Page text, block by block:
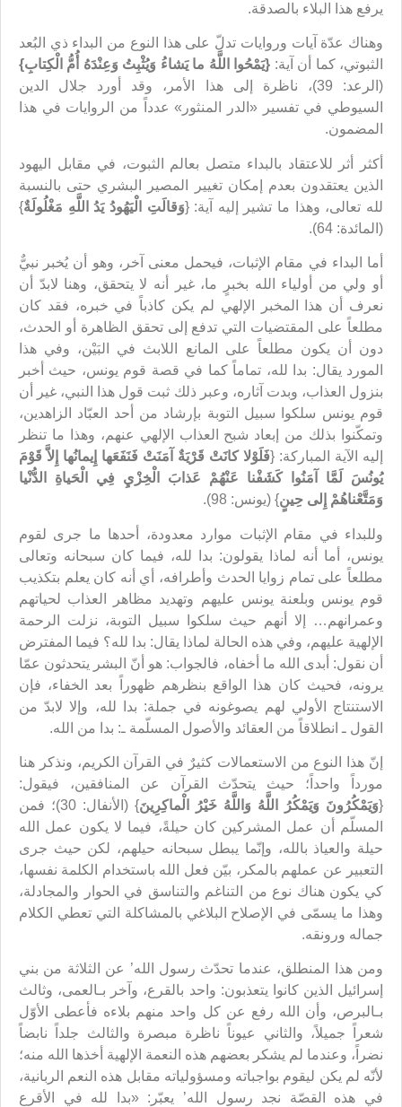
يرفع هذا البلاء بالصدقة.
وهناك عدّة آيات وروايات تدلّ على هذا النوع من البداء ذي البُعد
الثبوتي، كما أن آية: {يَمْحُوا اللَّهُ ما يَشاءُ وَيُثْبِتُ وَعِنْدَهُ أُمُّ الْكِتابِ}
(الرعد: 39)، ناظرة إلى هذا الأمر، وقد أورد جلال الدين
السيوطي في تفسير «الدر المنثور» عدداً من الروايات في هذا
المضمون.
أكثر أثر للاعتقاد بالبداء متصل بعالم الثبوت، في مقابل اليهود
الذين يعتقدون بعدم إمكان تغيير المصير البشري حتى بالنسبة
لله تعالى، وهذا ما تشير إليه آية: {وَقالَتِ الْيَهُودُ يَدُ اللَّهِ مَغْلُولَةٌ}
(المائدة: 64).
أما البداء في مقام الإثبات، فيحمل معنى آخر، وهو أن يُخبر نبيٌّ
أو ولي من أولياء الله بخبرٍ ما، غير أنه لا يتحقق، وهنا لابدّ أن
نعرف أن هذا المخبر الإلهي لم يكن كاذباً في خبره، فقد كان
مطلعاً على المقتضيات التي تدفع إلى تحقق الظاهرة أو الحدث،
دون أن يكون مطلعاً على المانع اللابث في البَيْن، وفي هذا
المورد يقال: بدا لله، تماماً كما في قصة قوم يونس، حيث أخبر
بنزول العذاب، وبدت آثاره، وعبر ذلك ثبت قول هذا النبي، غير أن
قوم يونس سلكوا سبيل التوبة بإرشاد من أحد العبّاد الزاهدين،
وتمكّنوا بذلك من إبعاد شبح العذاب الإلهي عنهم، وهذا ما تنظر
إليه الآية المباركة: {فَلَوْلا كانَتْ قَرْيَةٌ آمَنَتْ فَنَفَعَها إِيمانُها إِلاَّ قَوْمَ
يُونُسَ لَمَّا آمَنُوا كَشَفْنا عَنْهُمْ عَذابَ الْخِزْيِ فِي الْحَياةِ الدُّنْيا
وَمَتَّعْناهُمْ إِلى حِينٍ} (يونس: 98).
وللبداء في مقام الإثبات موارد معدودة، أحدها ما جرى لقوم
يونس، أما أنه لماذا يقولون: بدا لله، فيما كان سبحانه وتعالى
مطلعاً على تمام زوايا الحدث وأطرافه، أي أنه كان يعلم بتكذيب
قوم يونس وبلعنة يونس عليهم وتهديد مظاهر العذاب لحياتهم
وعمرانهم… إلا أنهم حيث سلكوا سبيل التوبة، نزلت الرحمة
الإلهية عليهم، وفي هذه الحالة لماذا يقال: بدا لله؟ فيما المفترض
أن نقول: أبدى الله ما أخفاه، فالجواب: هو أنّ البشر يتحدثون عمّا
يرونه، فحيث كان هذا الواقع بنظرهم ظهوراً بعد الخفاء، فإن
الاستنتاج الأولي لهم يصوغونه في جملة: بدا لله، وإلا لابدّ من
القول ـ انطلاقاً من العقائد والأصول المسلّمة ـ: بدا من الله.
إنّ هذا النوع من الاستعمالات كثيرٌ في القرآن الكريم، ونذكر هنا
مورداً واحداً؛ حيث يتحدّث القرآن عن المنافقين، فيقول:
{وَيَمْكُرُونَ وَيَمْكُرُ اللَّهُ وَاللَّهُ خَيْرُ الْماكِرِينَ
} (الأنفال: 30)؛ فمن
المسلّم أن عمل المشركين كان حيلةً، فيما لا يكون عمل الله
حيلة والعياذ بالله، وإنّما يبطل سبحانه حيلهم، لكن حيث جرى
التعبير عن عملهم بالمكر، بيّن فعل الله باستخدام الكلمة نفسها،
كي يكون هناك نوع من التناغم والتناسق في الحوار والمجادلة،
وهذا ما يسمّى في الإصلاح البلاغي بالمشاكلة التي تعطي الكلام
جماله ورونقه.
ومن هذا المنطلق، عندما تحدّث رسول الله’ عن الثلاثة من بني
إسرائيل الذين كانوا يتعذبون: واحد بالقرع، وآخر بـالعمى، وثالث
بـالبرص، وأن الله رفع عن كل واحد منهم بلاءه فأعطى الأوّل
شعراً جميلاً، والثاني عيوناً ناظرة مبصرة والثالث جلداً نابضاً
نضراً، وعندما لم يشكر بعضهم هذه النعمة الإلهية أخذها الله منه؛
لأنّه لم يكن ليقوم بواجباته ومسؤولياته مقابل هذه النعم الربانية،
في هذه القصّة نجد رسول الله’ يعبّر: «بدا لله في الأقرع